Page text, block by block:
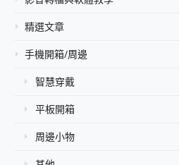
精選文章
手機開箱/周邊
智慧穿戴
平板開箱
周邊小物